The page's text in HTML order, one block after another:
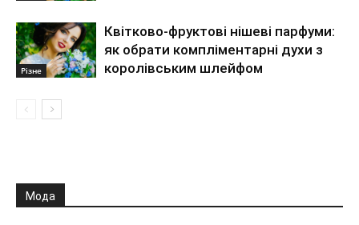
Різне
Квітково-фруктові нішеві парфуми:
як обрати компліментарні духи з
королівським шлейфом
Мода